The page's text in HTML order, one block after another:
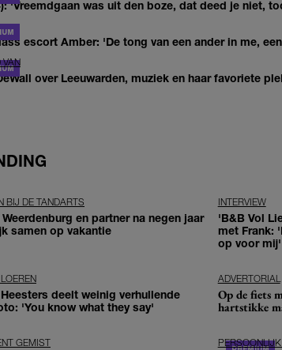
'Vreemdgaan was uit den boze, dat deed je niet,
escort Amber: 'De tong van een ander in me,
VAN
over Leeuwarden, muziek en haar favoriete
BIJ DE TANDARTS
en partner na negen jaar
samen op vakantie
INTERVIEW
'B&B Vol
met Frank:
op voor mij'
deelt weinig verhullende
'You know what they say'
ADVERTORIAL
Op de fiets
hartstikke
GEMIST